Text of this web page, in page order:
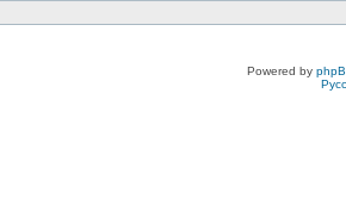
Powered by